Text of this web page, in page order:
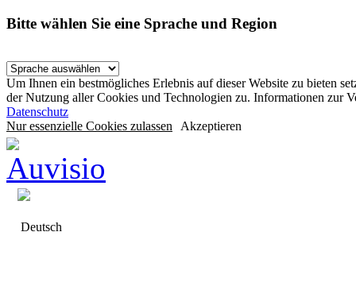
Bitte wählen Sie eine Sprache und Region
Um Ihnen ein bestmögliches Erlebnis auf dieser Website zu bieten
der Nutzung aller Cookies und Technologien zu. Informationen zur
Datenschutz
Nur essenzielle Cookies zulassen Akzeptieren
Deutsch